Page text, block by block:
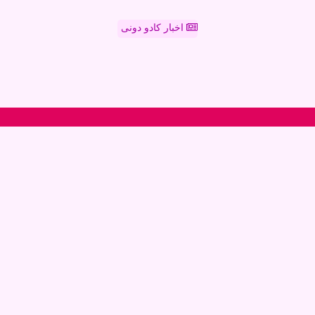
اخبار کادو دونی